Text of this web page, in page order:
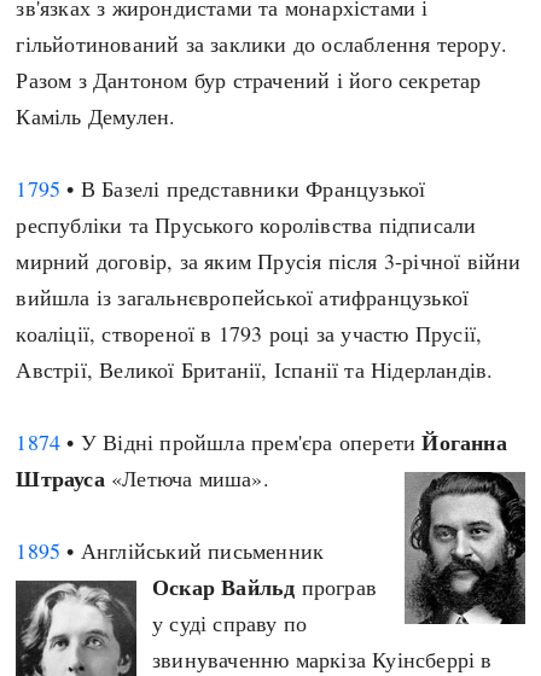
зв'язках з жирондистами та монархістами і
гільйотинований за заклики до ослаблення терору.
Разом з Дантоном бур страчений і його секретар
Каміль Демулен.
1795 • В Базелі представники Французької
республіки та Пруського королівства підписали
мирний договір, за яким Прусія після 3-річної війни
вийшла із загальнєвропейської атифранцузької
коаліції, створеної в 1793 році за участю Прусії,
Австрії, Великої Британії, Іспанії та Нідерландів.
1874 • У Відні пройшла прем'єра оперетиЙоганна
Штрауса«Летюча миша».
1895 • Англійський письменник
Оскар Вайльд програв
у суді справу по
звинуваченню маркіза Куінсберрі в